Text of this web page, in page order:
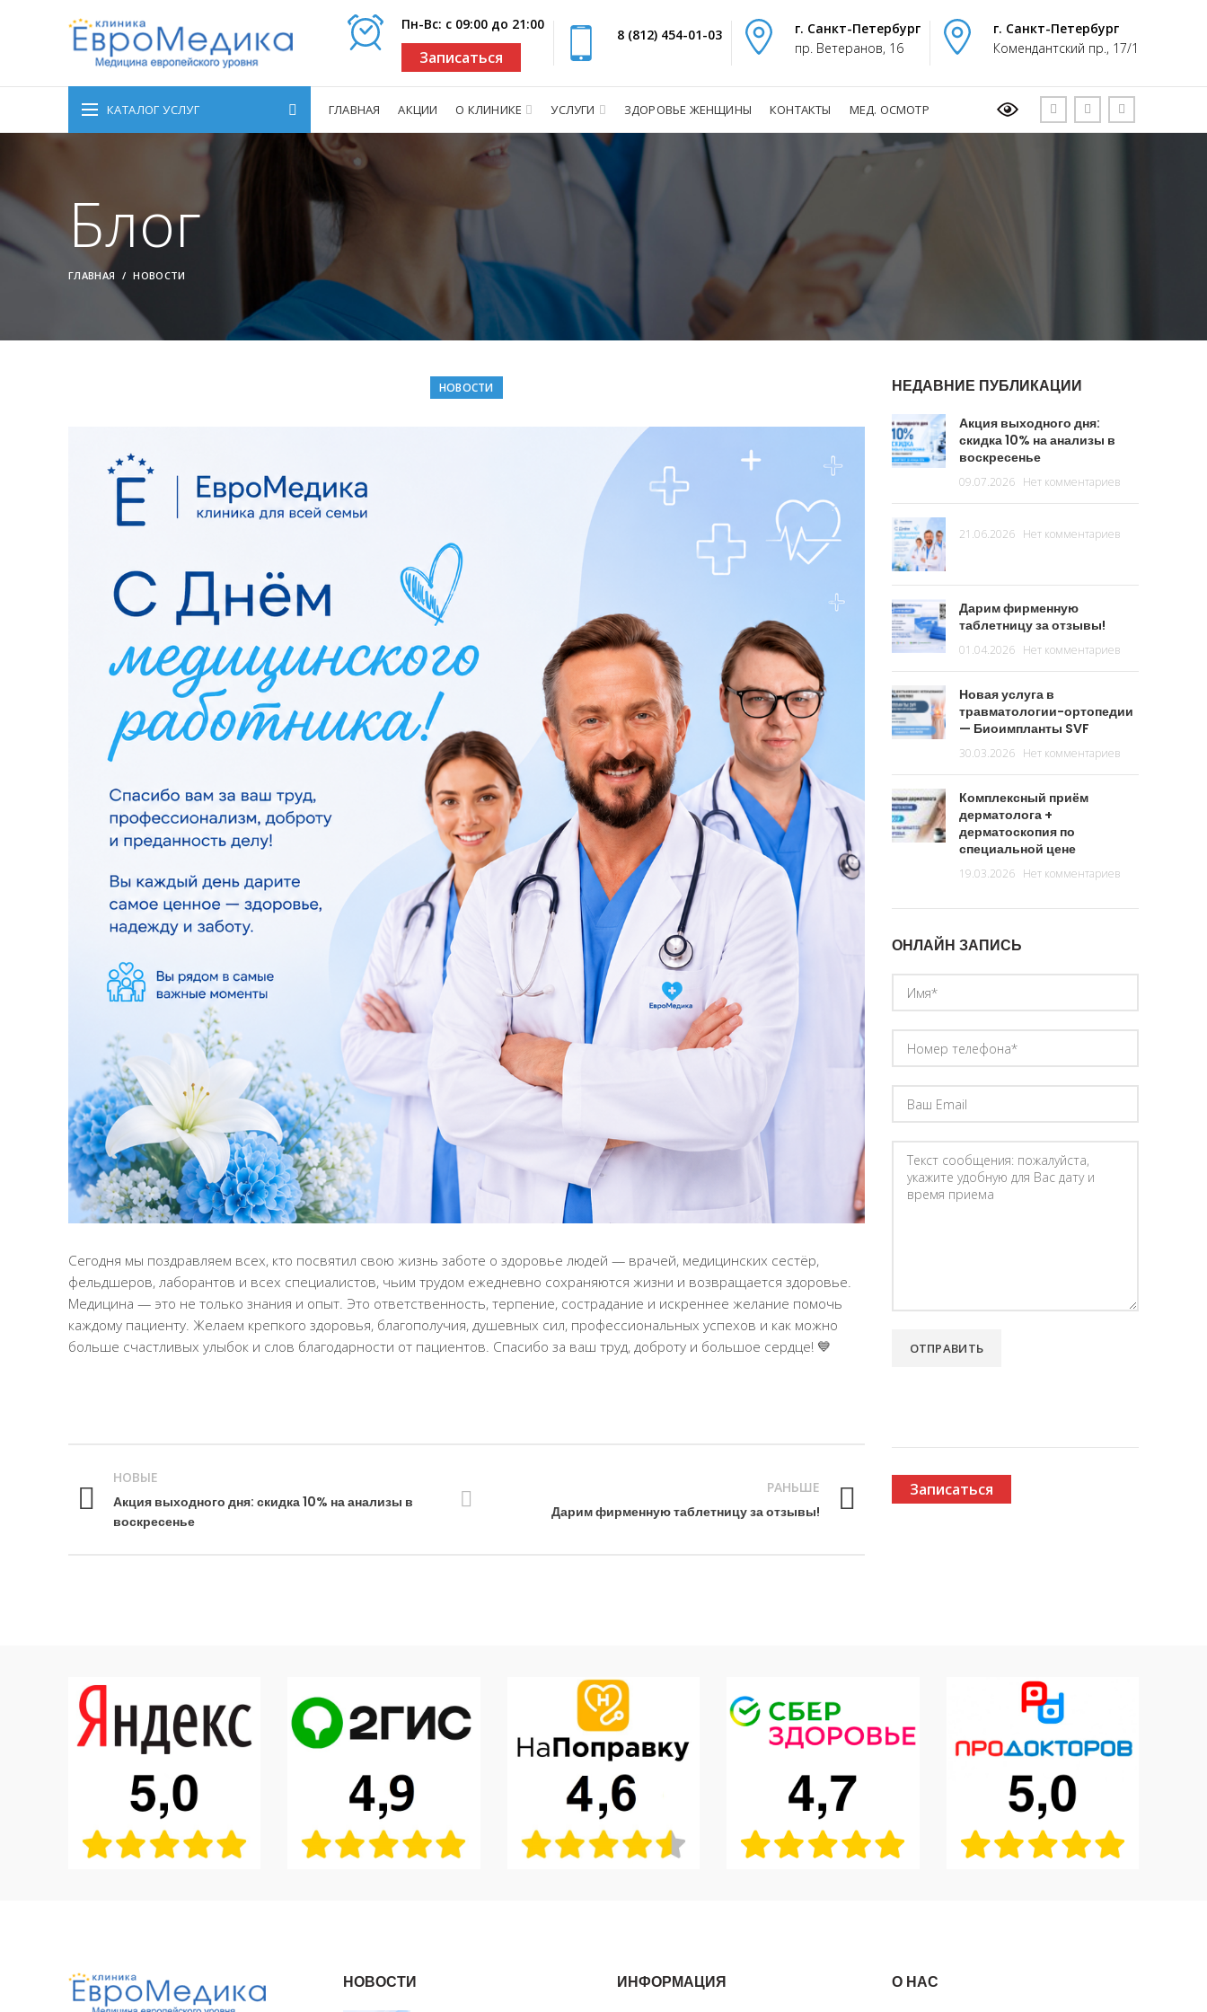
Пн-Вс: с 09:00 до 21:00
Записаться
8 (812) 454-01-03
г. Санкт-Петербург
пр. Ветеранов, 16
г. Санкт-Петербург
Комендантский пр., 17/1
КАТАЛОГ УСЛУГ ГЛАВНАЯ АКЦИИ О КЛИНИКЕ УСЛУГИ ЗДОРОВЬЕ ЖЕНЩИНЫ КОНТАКТЫ МЕД. ОСМОТР
Блог
ГЛАВНАЯ НОВОСТИ
НОВОСТИ
Сегодня мы поздравляем всех, кто посвятил свою жизнь заботе о здоровье людей — врачей, медицинских сестёр,
фельдшеров, лаборантов и всех специалистов, чьим трудом ежедневно сохраняются жизни и возвращается здоровье.
Медицина — это не только знания и опыт. Это ответственность, терпение, сострадание и искреннее желание помочь
каждому пациенту. Желаем крепкого здоровья, благополучия, душевных сил, профессиональных успехов и как можно
больше счастливых улыбок и слов благодарности от пациентов. Спасибо за ваш труд, доброту и большое сердце! 💙
НОВЫЕ
Акция выходного дня: скидка 10% на анализы в
воскресенье
РАНЬШЕ
Дарим фирменную таблетницу за отзывы!
НЕДАВНИЕ ПУБЛИКАЦИИ
Акция выходного дня:
скидка 10% на анализы в
воскресенье
09.07.2026 Нет комментариев
21.06.2026 Нет комментариев
Дарим фирменную
таблетницу за отзывы!
01.04.2026 Нет комментариев
Новая услуга в
травматологии-ортопедии
— Биоимпланты SVF
30.03.2026 Нет комментариев
Комплексный приём
дерматолога +
дерматоскопия по
специальной цене
19.03.2026 Нет комментариев
ОНЛАЙН ЗАПИСЬ
Записаться
НОВОСТИ ИНФОРМАЦИЯ О НАС